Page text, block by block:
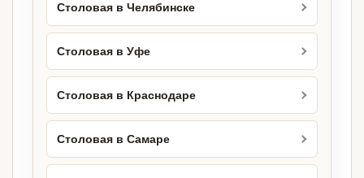
Столовая в Челябинске
Столовая в Уфе
Столовая в Краснодаре
Столовая в Самаре